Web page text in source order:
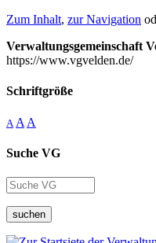
Zum Inhalt, zur Navigation
Verwaltungsgemeinschaft
https://www.vgvelden.de/
Schriftgröße
A A A
Suche VG
suchen